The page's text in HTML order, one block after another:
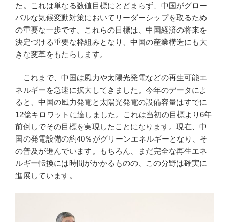
た。これは単なる数値目標にとどまらず、中国がグロー
バルな気候変動対策においてリーダーシップを取るため
の重要な一歩です。これらの目標は、中国経済の将来を
決定づける重要な枠組みとなり、中国の産業構造にも大
きな変革をもたらします。
これまで、中国は風力や太陽光発電などの再生可能エ
ネルギーを急速に拡大してきました。今年のデータによ
ると、中国の風力発電と太陽光発電の設備容量はすでに
12億キロワットに達しました。これは当初の目標より6年
前倒しでその目標を実現したことになります。現在、中
国の発電設備の約40％がグリーンエネルギーとなり、そ
の普及が進んでいます。もちろん、まだ完全な再生エネ
ルギー転換には時間がかかるものの、この分野は確実に
進展しています。